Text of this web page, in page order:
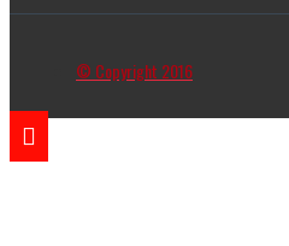
© Copyright 2016